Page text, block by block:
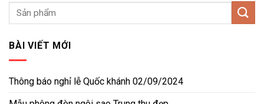
BÀI VIẾT MỚI
Thông báo nghỉ lễ Quốc khánh 02/09/2024